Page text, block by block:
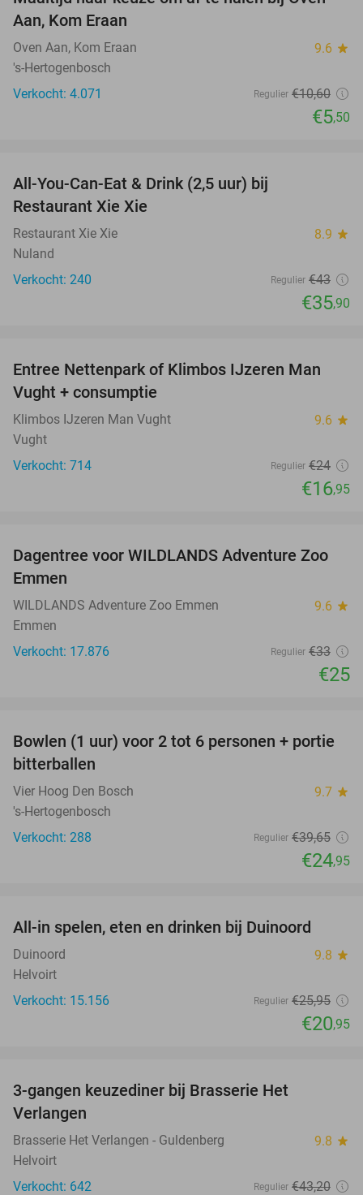
Aan, Kom Eraan
Oven Aan, Kom Eraan 9.6 star
's-Hertogenbosch
Verkocht: 4.071
Regulier €10,60
€5,50
All-You-Can-Eat & Drink (2,5 uur) bij
Restaurant Xie Xie
Restaurant Xie Xie 8.9 star
Nuland
Verkocht: 240
Regulier €43
€35,90
29%
Entree Nettenpark of Klimbos IJzeren Man
Vught + consumptie
Klimbos IJzeren Man Vught 9.6 star
Vught
Verkocht: 714
Regulier €24
€16,95
24%
Dagentree voor WILDLANDS Adventure Zoo
Emmen
WILDLANDS Adventure Zoo Emmen 9.6 star
Emmen
Verkocht: 17.876
Regulier €33
€25
37%
Bowlen (1 uur) voor 2 tot 6 personen + portie
bitterballen
Vier Hoog Den Bosch 9.7 star
's-Hertogenbosch
Verkocht: 288
Regulier €39,65
€24,95
All-in spelen, eten en drinken bij Duinoord
Duinoord 9.8 star
Helvoirt
Verkocht: 15.156
Regulier €25,95
€20,95
3-gangen keuzediner bij Brasserie Het
Verlangen
Brasserie Het Verlangen - Guldenberg 9.8 star
Helvoirt
Verkocht: 642
Regulier €43,20